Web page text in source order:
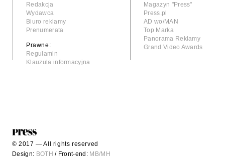
Redakcja
Wydawca
Biuro reklamy
Prenumerata
Prawne:
Regulamin
Klauzula informacyjna
Magazyn "Press"
Press.pl
AD wo/MAN
Top Marka
Panorama Reklamy
Grand Video Awards
Design: BOTH / Front-end: MB/MH
© 2017 — All rights reserved